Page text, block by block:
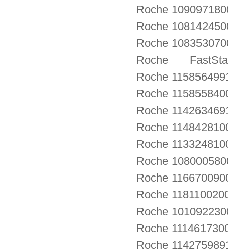
Roche
Roche
Roche
Roche
Roche
Roche
Roche
Roche
Roche
Roche
Roche
Roche
Roche
Roche
Roche